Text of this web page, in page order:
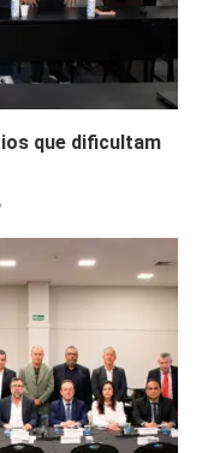
que dificultam